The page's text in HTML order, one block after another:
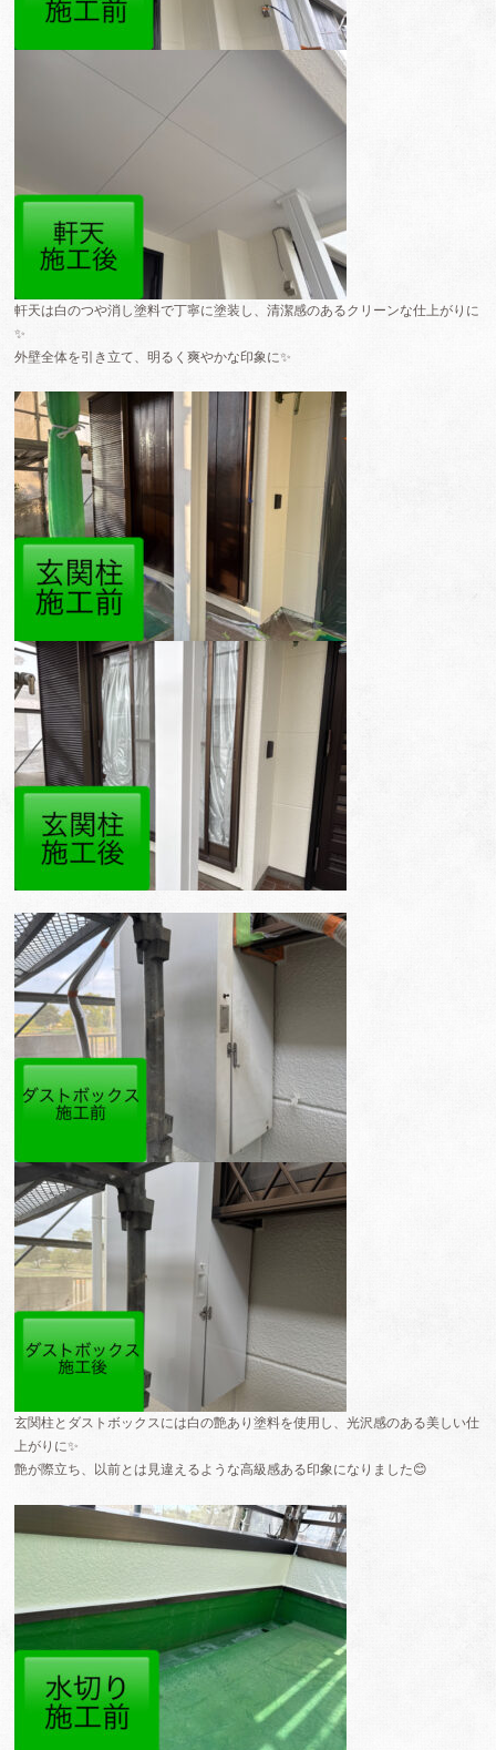
軒天は白のつや消し塗料で丁寧に塗装し、清潔感のあるクリーンな仕上がりに
✨
外壁全体を引き立て、明るく爽やかな印象に✨️
玄関柱とダストボックスには白の艶あり塗料を使用し、光沢感のある美しい仕
上がりに✨
艶が際立ち、以前とは見違えるような高級感ある印象になりました😊